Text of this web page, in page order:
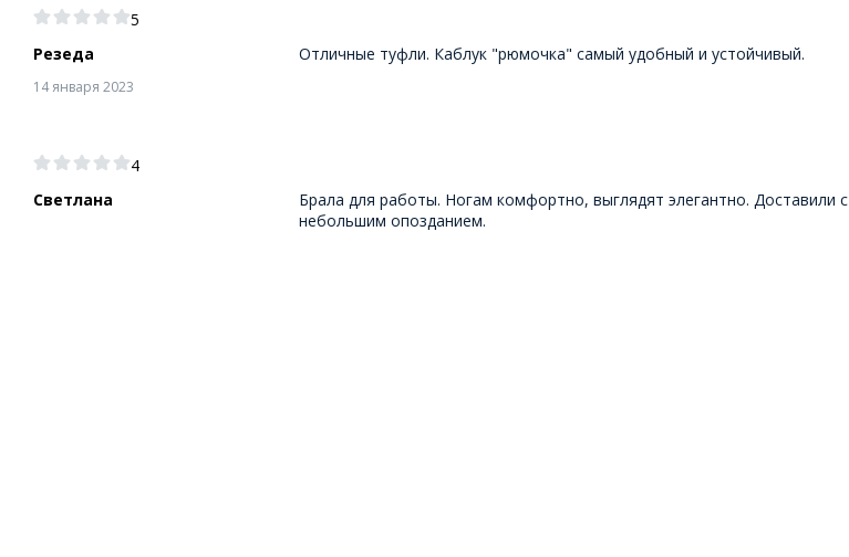
5
Резеда
14 января 2023
Отличные туфли. Каблук "рюмочка" самый удобный и устойчивый.
4
Светлана
Брала для работы. Ногам комфортно, выглядят элегантно. Доставили с
небольшим опозданием.